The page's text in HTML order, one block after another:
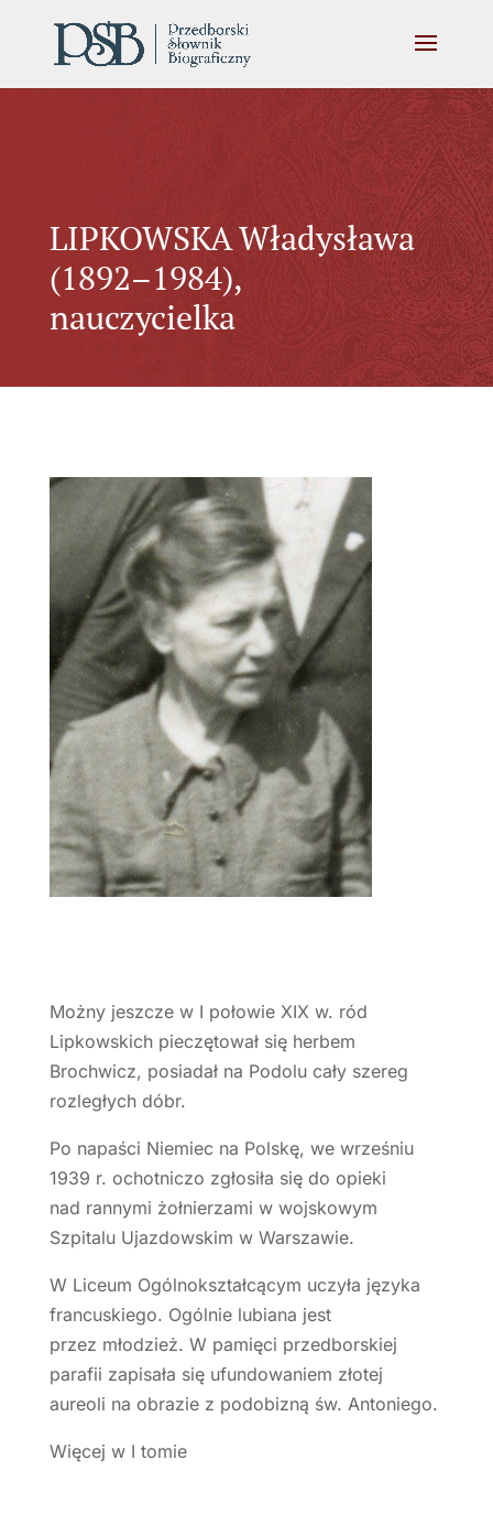
LIPKOWSKA Władysława
(1892–1984),
nauczycielka
Możny jeszcze w I połowie XIX w. ród
Lipkowskich pieczętował się herbem
Brochwicz, posiadał na Podolu cały szereg
rozległych dóbr.
Po napaści Niemiec na Polskę, we wrześniu
1939 r. ochotniczo zgłosiła się do opieki
nad rannymi żołnierzami w wojskowym
Szpitalu Ujazdowskim w Warszawie.
W Liceum Ogólnokształcącym uczyła języka
francuskiego. Ogólnie lubiana jest
przez młodzież. W pamięci przedborskiej
parafii zapisała się ufundowaniem złotej
aureoli na obrazie z podobizną św. Antoniego.
Więcej w I tomie